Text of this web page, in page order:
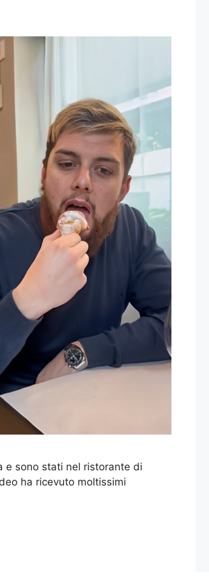
e sono stati nel ristorante di
ha ricevuto moltissimi